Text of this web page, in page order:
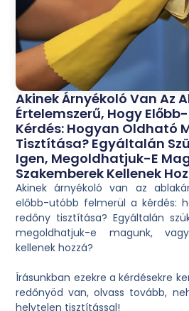
Akinek Árnyékoló Van Az
Értelemszerű, Hogy
Kérdés: Hogyan Oldható
Tisztítása? Egyáltalán
Igen, Megoldhatjuk-E
Szakemberek Kellenek
Akinek árnyékoló van az
előbb-utóbb felmerül a kérdés:
redőny tisztítása? Egyáltalán
megoldhatjuk-e magunk,
kellenek hozzá?
Írásunkban ezekre a kérdésekre
redőnyöd van, olvass tovább,
helytelen tisztítással!